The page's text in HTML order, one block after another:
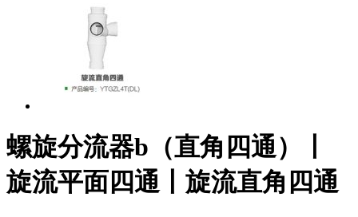
螺旋分流器b（直角四通）丨
旋流平面四通丨旋流直角四通